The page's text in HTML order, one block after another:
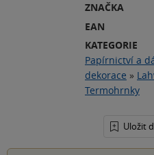
ZNAČKA
EAN
KATEGORIE
Papírnictví a
dekorace »
Termohrnky
Uložit